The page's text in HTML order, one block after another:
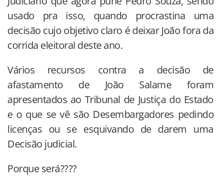
usado pra isso, quando procrastina uma
decisão cujo objetivo claro é deixar João fora da
corrida eleitoral deste ano.
Vários recursos contra a decisão de
afastamento de João Salame foram
apresentados ao Tribunal de Justiça do Estado
e o que se vê são Desembargadores pedindo
licenças ou se esquivando de darem uma
Decisão judicial.
Porque será????